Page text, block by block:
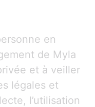
en
de Myla
et à veiller
légales et
l’utilisation